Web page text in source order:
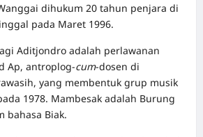
dihukum 20 tahun penjara di
pada Maret 1996.
Aditjondro adalah perlawanan
Ap, antroplog-cum-dosen di
yang membentuk grup musik
1978. Mambesak adalah Burung
bahasa Biak.